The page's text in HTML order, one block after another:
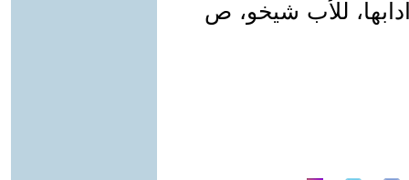
للأب شيخو، ص